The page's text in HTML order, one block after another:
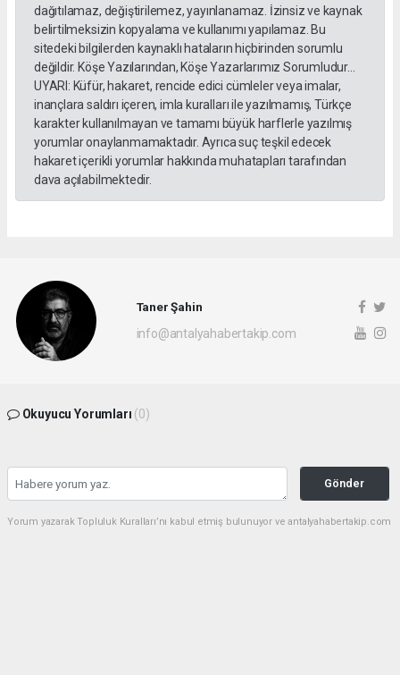
dağıtılamaz, değiştirilemez, yayınlanamaz. İzinsiz ve kaynak
belirtilmeksizin kopyalama ve kullanımı yapılamaz. Bu
sitedeki bilgilerden kaynaklı hataların hiçbirinden sorumlu
değildir. Köşe Yazılarından, Köşe Yazarlarımız Sorumludur...
UYARI: Küfür, hakaret, rencide edici cümleler veya imalar,
inançlara saldırı içeren, imla kuralları ile yazılmamış, Türkçe
karakter kullanılmayan ve tamamı büyük harflerle yazılmış
yorumlar onaylanmamaktadır. Ayrıca suç teşkil edecek
hakaret içerikli yorumlar hakkında muhatapları tarafından
dava açılabilmektedir.
Taner Şahin
info@antalyahabertakip.com
Okuyucu Yorumları (0)
Gönder
Yorum yazarak Topluluk Kuralları’nı kabul etmiş bulunuyor ve antalyahabertakip.com